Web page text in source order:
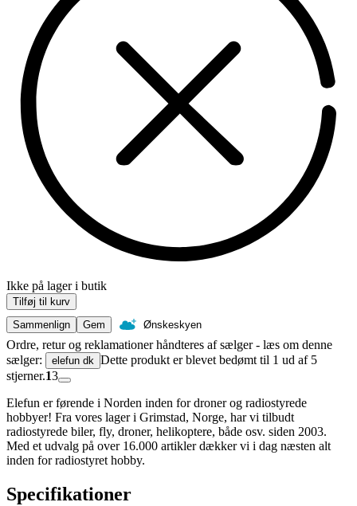
Ikke på lager i butik
Tilføj til kurv
Sammenlign
Gem Ønskeskyen
Ordre, retur og reklamationer håndteres af sælger - læs om denne
sælger:
elefun dk Dette produkt er blevet bedømt til 1 ud af 5
stjerner.13
Elefun er førende i Norden inden for droner og radiostyrede
hobbyer! Fra vores lager i Grimstad, Norge, har vi tilbudt
radiostyrede biler, fly, droner, helikoptere, både osv. siden 2003.
Med et udvalg på over 16.000 artikler dækker vi i dag næsten alt
inden for radiostyret hobby.
Specifikationer